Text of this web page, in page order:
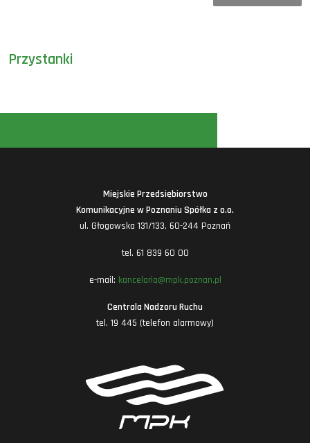
Przystanki
Miejskie Przedsiębiorstwo
Komunikacyjne w Poznaniu Spółka z o.o.
ul. Głogowska 131/133, 60-244 Poznań
tel. 61 839 60 00
e-mail: kancelaria@mpk.poznan.pl
Centrala Nadzoru Ruchu
tel. 19 445 (telefon alarmowy)